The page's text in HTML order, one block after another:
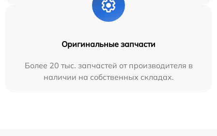
Оригинальные запчасти
Более 20 тыс. запчастей от производителя в
наличии на собственных складах.